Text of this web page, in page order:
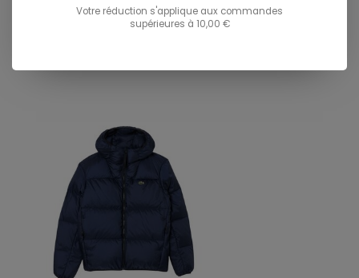
Votre réduction s'applique aux commandes
supérieures à 10,00 €